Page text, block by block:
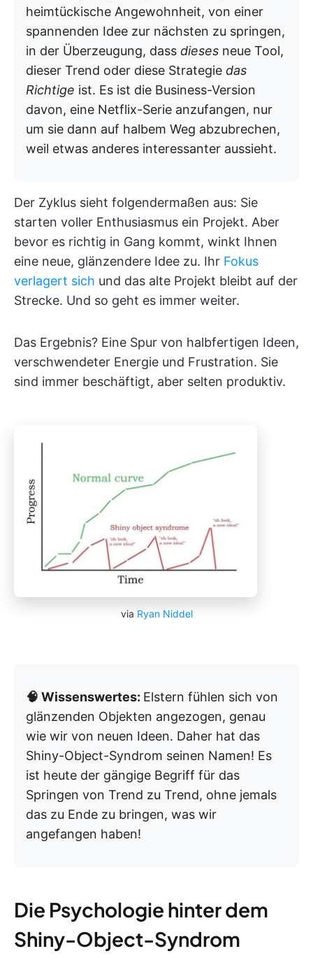
heimtückische Angewohnheit, von einer
spannenden Idee zur nächsten zu springen,
in der Überzeugung, dass dieses neue Tool,
dieser Trend oder diese Strategie das
Richtige ist. Es ist die Business-Version
davon, eine Netflix-Serie anzufangen, nur
um sie dann auf halbem Weg abzubrechen,
weil etwas anderes interessanter aussieht.
Der Zyklus sieht folgendermaßen aus: Sie
starten voller Enthusiasmus ein Projekt. Aber
bevor es richtig in Gang kommt, winkt Ihnen
eine neue, glänzendere Idee zu. Ihr Fokus
verlagert sich und das alte Projekt bleibt auf der
Strecke. Und so geht es immer weiter.
Das Ergebnis? Eine Spur von halbfertigen Ideen,
verschwendeter Energie und Frustration. Sie
sind immer beschäftigt, aber selten produktiv.
via Ryan Niddel
🧠 Wissenswertes: Elstern fühlen sich von
glänzenden Objekten angezogen, genau
wie wir von neuen Ideen. Daher hat das
Shiny-Object-Syndrom seinen Namen! Es
ist heute der gängige Begriff für das
Springen von Trend zu Trend, ohne jemals
das zu Ende zu bringen, was wir
angefangen haben!
Die Psychologie hinter dem
Shiny-Object-Syndrom